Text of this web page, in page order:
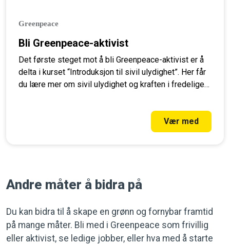
Greenpeace
Bli Greenpeace-aktivist
Det første steget mot å bli Greenpeace-aktivist er å
delta i kurset “Introduksjon til sivil ulydighet”. Her får
du lære mer om sivil ulydighet og kraften i fredelige
Vær med
Andre måter å bidra på
Du kan bidra til å skape en grønn og fornybar framtid
på mange måter. Bli med i Greenpeace som frivillig
eller aktivist, se ledige jobber, eller hva med å starte